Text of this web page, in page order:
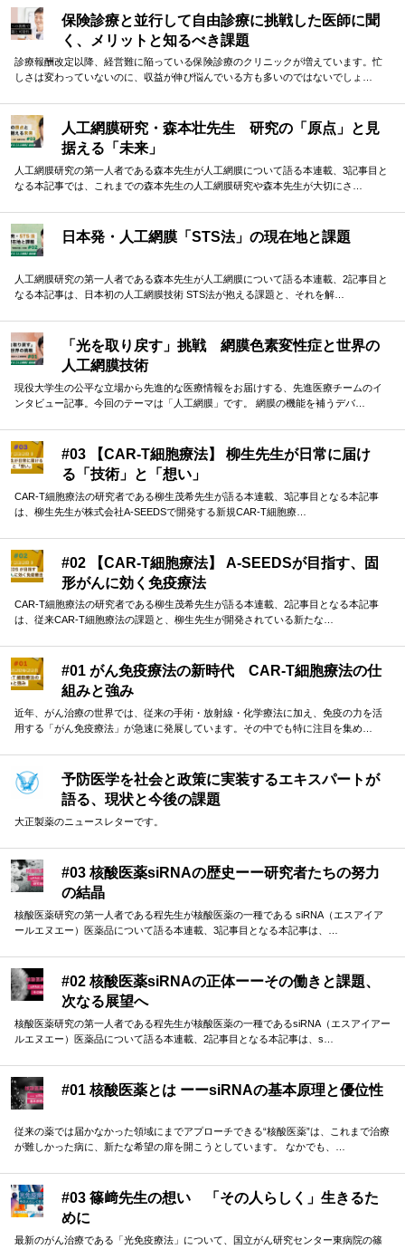
保険診療と並行して自由診療に挑戦した医師に聞
く、メリットと知るべき課題
診療報酬改定以降、経営難に陥っている保険診療のクリニックが増えています。忙
しさは変わっていないのに、収益が伸び悩んでいる方も多いのではないでしょ…
人工網膜研究・森本壮先生 研究の「原点」と見
据える「未来」
人工網膜研究の第一人者である森本先生が人工網膜について語る本連載、3記事目と
なる本記事では、これまでの森本先生の人工網膜研究や森本先生が大切にさ…
日本発・人工網膜「STS法」の現在地と課題
人工網膜研究の第一人者である森本先生が人工網膜について語る本連載、2記事目と
なる本記事は、日本初の人工網膜技術 STS法が抱える課題と、それを解…
「光を取り戻す」挑戦 網膜色素変性症と世界の
人工網膜技術
現役大学生の公平な立場から先進的な医療情報をお届けする、先進医療チームのイ
ンタビュー記事。今回のテーマは「人工網膜」です。 網膜の機能を補うデバ…
#03 【CAR-T細胞療法】 柳生先生が日常に届け
る「技術」と「想い」
CAR-T細胞療法の研究者である柳生茂希先生が語る本連載、3記事目となる本記事
は、柳生先生が株式会社A-SEEDSで開発する新規CAR-T細胞療…
#02 【CAR-T細胞療法】 A-SEEDSが目指す、固
形がんに効く免疫療法
CAR-T細胞療法の研究者である柳生茂希先生が語る本連載、2記事目となる本記事
は、従来CAR-T細胞療法の課題と、柳生先生が開発されている新たな…
#01 がん免疫療法の新時代 CAR-T細胞療法の仕
組みと強み
近年、がん治療の世界では、従来の手術・放射線・化学療法に加え、免疫の力を活
用する「がん免疫療法」が急速に発展しています。その中でも特に注目を集め…
予防医学を社会と政策に実装するエキスパートが
語る、現状と今後の課題
大正製薬のニュースレターです。
#03 核酸医薬siRNAの歴史ーー研究者たちの努力
の結晶
核酸医薬研究の第一人者である程先生が核酸医薬の一種である siRNA（エスアイア
ールエヌエー）医薬品について語る本連載、3記事目となる本記事は、…
#02 核酸医薬siRNAの正体ーーその働きと課題、
次なる展望へ
核酸医薬研究の第一人者である程先生が核酸医薬の一種であるsiRNA（エスアイアー
ルエヌエー）医薬品について語る本連載、2記事目となる本記事は、s…
#01 核酸医薬とは ーーsiRNAの基本原理と優位性
従来の薬では届かなかった領域にまでアプローチできる“核酸医薬”は、これまで治療
が難しかった病に、新たな希望の扉を開こうとしています。 なかでも、…
#03 篠﨑先生の想い 「その人らしく」生きるた
めに
最新のがん治療である「光免疫療法」について、国立がん研究センター東病院の篠